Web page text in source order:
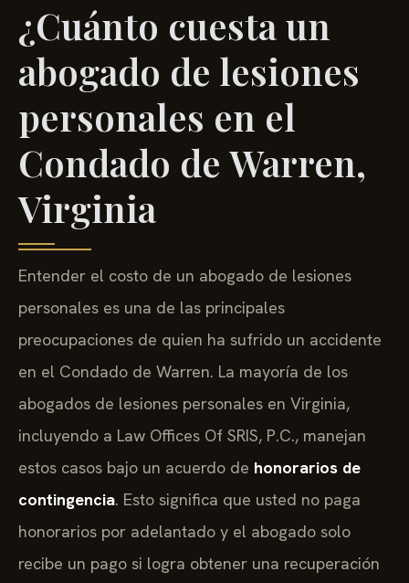
¿Cuánto cuesta un
abogado de lesiones
personales en el
Condado de Warren,
Virginia
Entender el costo de un abogado de lesiones
personales es una de las principales
preocupaciones de quien ha sufrido un accidente
en el Condado de Warren. La mayoría de los
abogados de lesiones personales en Virginia,
incluyendo a Law Offices Of SRIS, P.C., manejan
estos casos bajo un acuerdo de honorarios de
contingencia. Esto significa que usted no paga
honorarios por adelantado y el abogado solo
recibe un pago si logra obtener una recuperación